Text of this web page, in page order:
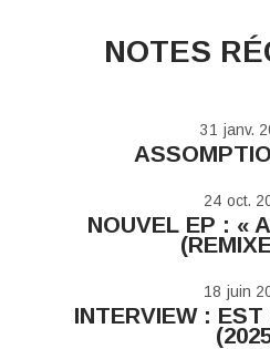
NOTES
31 janv.
24 oct.
NOUVEL EP : «
18 juin
INTERVIEW :